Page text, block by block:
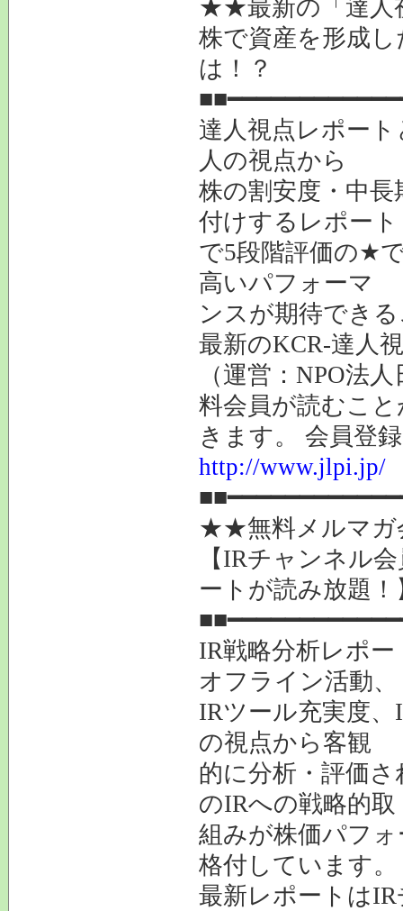
★★最新の「達人
株で資産を形成
は！？
達人視点レポー
人の視点から
株の割安度・中
付けするレポート
で5段階評価の★
高いパフォーマ
ンスが期待でき
最新のKCR-達人
（運営：NPO法
料会員が読むこ
きます。 会員登
http://www.jlpi.jp/
★★無料メルマガ
【IRチャンネル
ートが読み放題！
IR戦略分析レポ
オフライン活動、
IRツール充実度
の視点から客観
的に分析・評価
のIRへの戦略的取
組みが株価パフ
格付しています。
最新レポートは